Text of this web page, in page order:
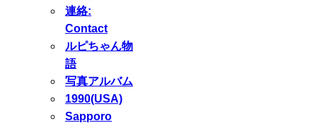
連絡:
Contact
ルピちゃん物
語
写真アルバム
1990(USA)
Sapporo